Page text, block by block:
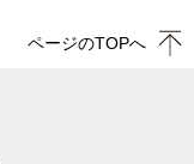
ページのTOPへ